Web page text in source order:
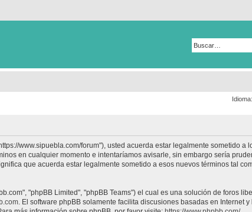
Idioma:
www.sipuebla.com/forum"), usted acuerda estar legalmente sometido a
en cualquier momento e intentaríamos avisarle, sin embargo sería
que acuerda estar legalmente sometido a esos nuevos términos tal
"phpBB Limited", "phpBB Teams") el cual es una solución de foros
. El software phpBB solamente facilita discusiones basadas en Internet y